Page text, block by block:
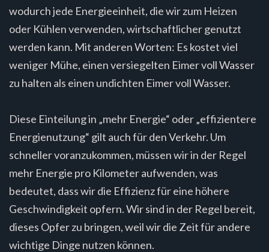
wodurch jede Energieeinheit, die wir zum Heizen
oder Kühlen verwenden, wirtschaftlicher genutzt
werden kann. Mit anderen Worten: Es kostet viel
weniger Mühe, einen versiegelten Eimer voll Wasser
zu halten als einen undichten Eimer voll Wasser.
Diese Einteilung in „mehr Energie“ oder „effizientere
Energienutzung“ gilt auch für den Verkehr. Um
schneller voranzukommen, müssen wir in der Regel
mehr Energie pro Kilometer aufwenden, was
bedeutet, dass wir die Effizienz für eine höhere
Geschwindigkeit opfern. Wir sind in der Regel bereit,
dieses Opfer zu bringen, weil wir die Zeit für andere
wichtige Dinge nutzen können.